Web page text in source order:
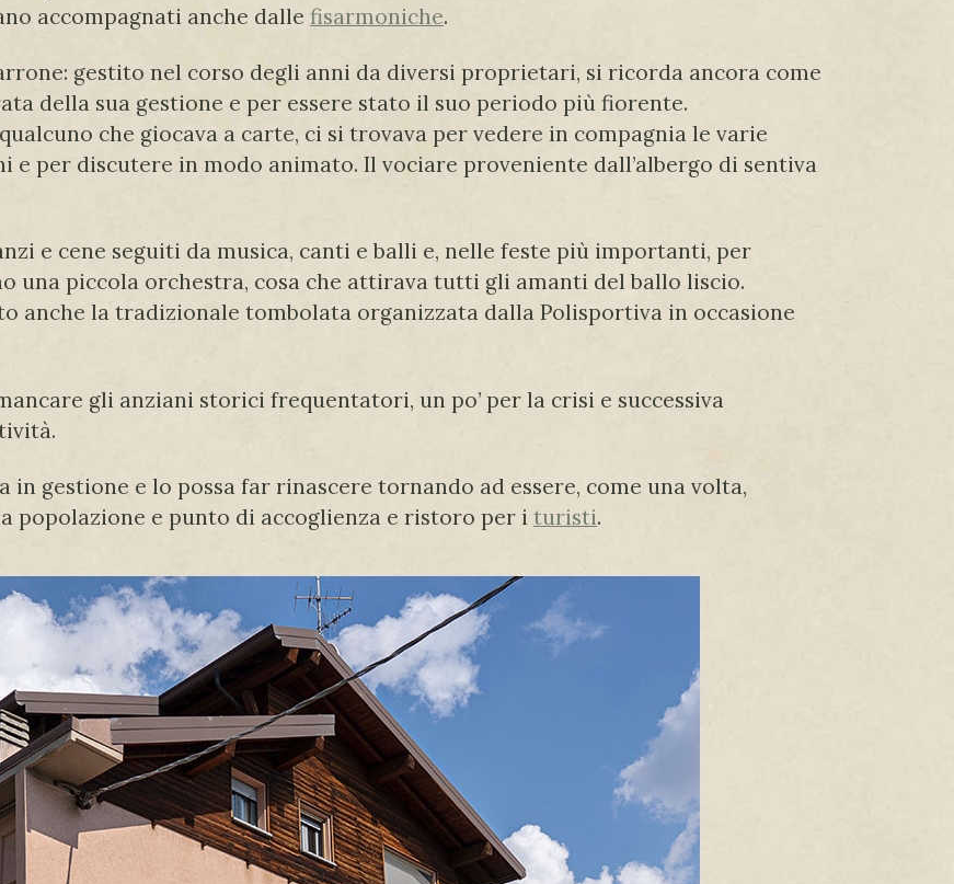
accompagnati anche dalle fisarmoniche.
gestito nel corso degli anni da diversi proprietari, si ricorda ancora come
della sua gestione e per essere stato il suo periodo più fiorente.
che giocava a carte, ci si trovava per vedere in compagnia le varie
per discutere in modo animato. Il vociare proveniente dall’albergo di sentiva
e cene seguiti da musica, canti e balli e, nelle feste più importanti, per
una piccola orchestra, cosa che attirava tutti gli amanti del ballo liscio.
anche la tradizionale tombolata organizzata dalla Polisportiva in occasione
gli anziani storici frequentatori, un po’ per la crisi e successiva
gestione e lo possa far rinascere tornando ad essere, come una volta,
e punto di accoglienza e ristoro per i turisti.